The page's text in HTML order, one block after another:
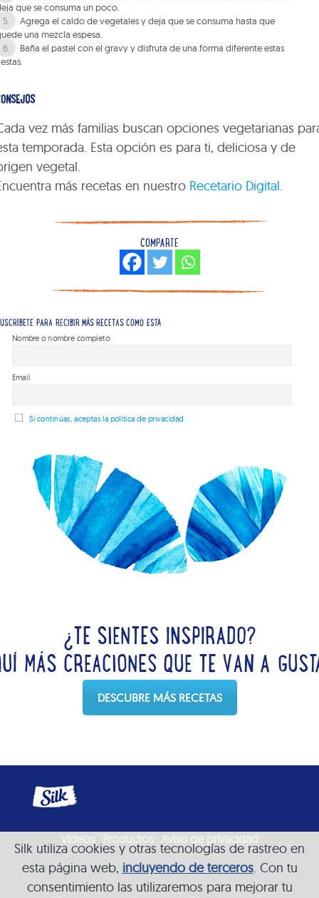
que se consuma un poco.
Agrega el caldo de vegetales y deja que se consuma hasta que
una mezcla espesa.
Baña el pastel con el gravy y disfruta de una forma diferente estas
vez más familias buscan opciones vegetarianas
temporada. Esta opción es para ti, deliciosa y de
vegetal.
más recetas en nuestro Recetario Digital.
COMPARTE
PARA RECIBIR MÁS RECETAS COMO ESTA
Nombre o nombre completo
Email
Si continúas, aceptas la política de privacidad
¿TE SIENTES INSPIRADO?
MÁS CREACIONES QUE TE VAN A
DESCUBRE MÁS RECETAS
Videos Productos Aviso de privacidad
Silk utiliza cookies y otras tecnologías de rastreo en
esta página web, incluyendo de terceros. Con tu
consentimiento las utilizaremos para mejorar tu